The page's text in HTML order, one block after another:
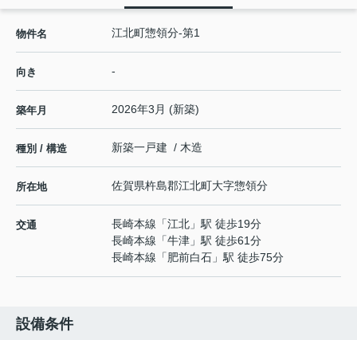
物件名 江北町惣領分-第1
向き -
築年月 2026年3月 (新築)
種別 / 構造 新築一戸建 / 木造
所在地 佐賀県杵島郡江北町大字惣領分
交通 長崎本線 「江北 」駅 徒歩19分
長崎本線 「牛津 」駅 徒歩61分
長崎本線 「肥前白石 」駅 徒歩75分
設備条件